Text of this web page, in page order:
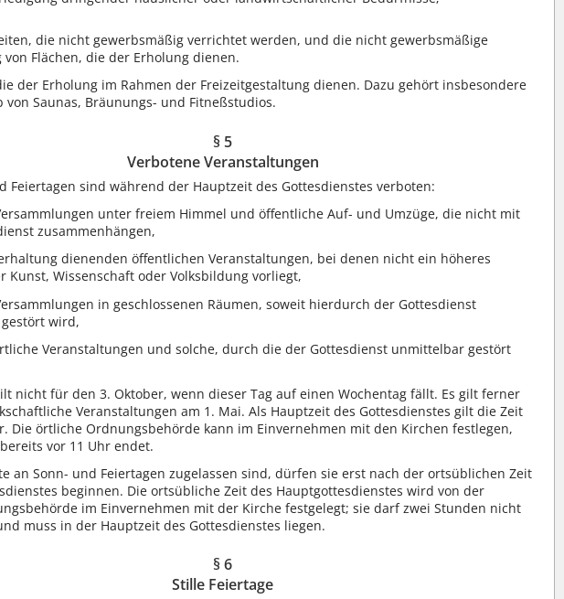
die nicht gewerbsmäßig verrichtet werden, und die nicht gewerbsmäßige
von Flächen, die der Erholung dienen.
der Erholung im Rahmen der Freizeitgestaltung dienen. Dazu gehört insbesondere
von Saunas, Bräunungs- und Fitneßstudios.
§ 5
Verbotene Veranstaltungen
Feiertagen sind während der Hauptzeit des Gottesdienstes verboten:
unter freiem Himmel und öffentliche Auf- und Umzüge, die nicht mit
zusammenhängen,
dienenden öffentlichen Veranstaltungen, bei denen nicht ein höheres
Kunst, Wissenschaft oder Volksbildung vorliegt,
in geschlossenen Räumen, soweit hierdurch der Gottesdienst
wird,
Veranstaltungen und solche, durch die der Gottesdienst unmittelbar gestört
nicht für den 3. Oktober, wenn dieser Tag auf einen Wochentag fällt. Es gilt ferner
Veranstaltungen am 1. Mai. Als Hauptzeit des Gottesdienstes gilt die Zeit
Die örtliche Ordnungsbehörde kann im Einvernehmen mit den Kirchen festlegen,
vor 11 Uhr endet.
an Sonn- und Feiertagen zugelassen sind, dürfen sie erst nach der ortsüblichen Zeit
beginnen. Die ortsübliche Zeit des Hauptgottesdienstes wird von der
im Einvernehmen mit der Kirche festgelegt; sie darf zwei Stunden nicht
muss in der Hauptzeit des Gottesdienstes liegen.
§ 6
Stille Feiertage